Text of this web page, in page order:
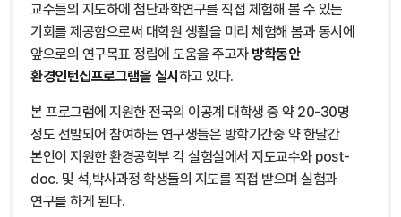
교수들의 지도하에 첨단과학연구를 직접 체험해 볼 수 있는
기회를 제공함으로써 대학원 생활을 미리 체험해 봄과 동시에
앞으로의 연구목표 정립에 도움을 주고자 방학동안
환경인턴십프로그램을 실시 하고 있다.
본 프로그램에 지원한 전국의 이공계 대학생 중 약 20-30명
정도 선발되어 참여하는 연구생들은 방학기간중 약 한달간
본인이 지원한 환경공학부 각 실험실에서 지도교수와 post-
doc. 및 석,박사과정 학생들의 지도를 직접 받으며 실험과
연구를 하게 된다.